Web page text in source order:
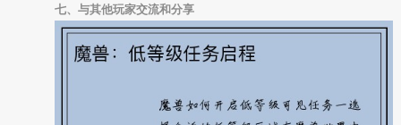
七、与其他玩家交流和分享